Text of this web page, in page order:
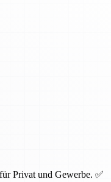
Privat und Gewerbe. ✅